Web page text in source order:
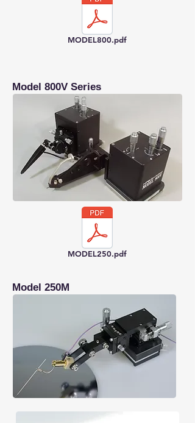
MODEL800.pdf
Model 800V Series
MODEL250.pdf
Model 250M